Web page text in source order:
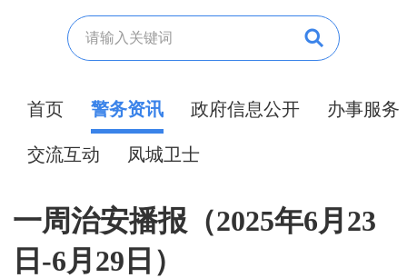
首页 警务资讯 政府信息公开 办事服务
交流互动 凤城卫士
一周治安播报（2025年6月23
日-6月29日）